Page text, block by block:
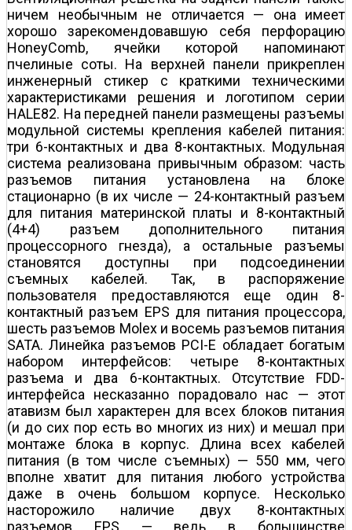
ничем необычным не отличается — она имеет
хорошо зарекомендовавшую себя перфорацию
HoneyComb, ячейки которой напоминают
пчелиные соты. На верхней панели прикреплен
инженерный стикер с краткими техническими
характеристиками решения и логотипом серии
HALE82. На передней панели размещены разъемы
модульной системы крепления кабелей питания:
три 6-контактных и два 8-контактных. Модульная
система реализована привычным образом: часть
разъемов питания установлена на блоке
стационарно (в их числе — 24-контактный разъем
для питания материнской платы и 8-контактный
(4+4) разъем дополнительного питания
процессорного гнезда), а остальные разъемы
становятся доступны при подсоединении
съемных кабелей. Так, в распоряжение
пользователя предоставляются еще один 8-
контактный разъем EPS для питания процессора,
шесть разъемов Molex и восемь разъемов питания
SATA. Линейка разъемов PCI-E обладает богатым
набором интерфейсов: четыре 8-контактных
разъема и два 6-контактных. Отсутствие FDD-
интерфейса несказанно порадовало нас — этот
атавизм был характерен для всех блоков питания
(и до сих пор есть во многих из них) и мешал при
монтаже блока в корпус. Длина всех кабелей
питания (в том числе съемных) — 550 мм, чего
вполне хватит для питания любого устройства
даже в очень большом корпусе. Несколько
насторожило наличие двух 8-контактных
разъемов EPS — ведь в большинстве